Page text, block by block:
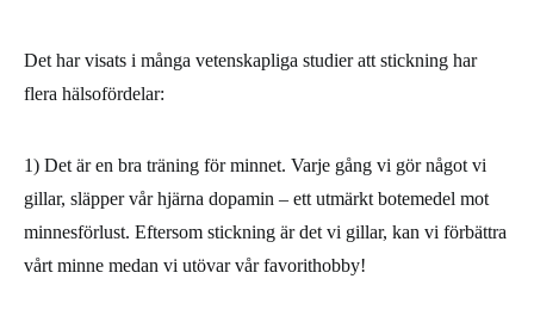
Det har visats i många vetenskapliga studier att stickning har
flera hälsofördelar:
1) Det är en bra träning för minnet. Varje gång vi gör något vi
gillar, släpper vår hjärna dopamin – ett utmärkt botemedel mot
minnesförlust. Eftersom stickning är det vi gillar, kan vi förbättra
vårt minne medan vi utövar vår favorithobby!